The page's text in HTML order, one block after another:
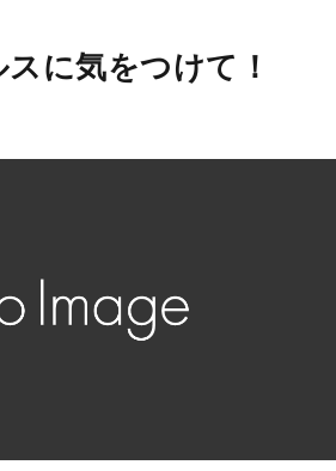
ム
に気をつけて！